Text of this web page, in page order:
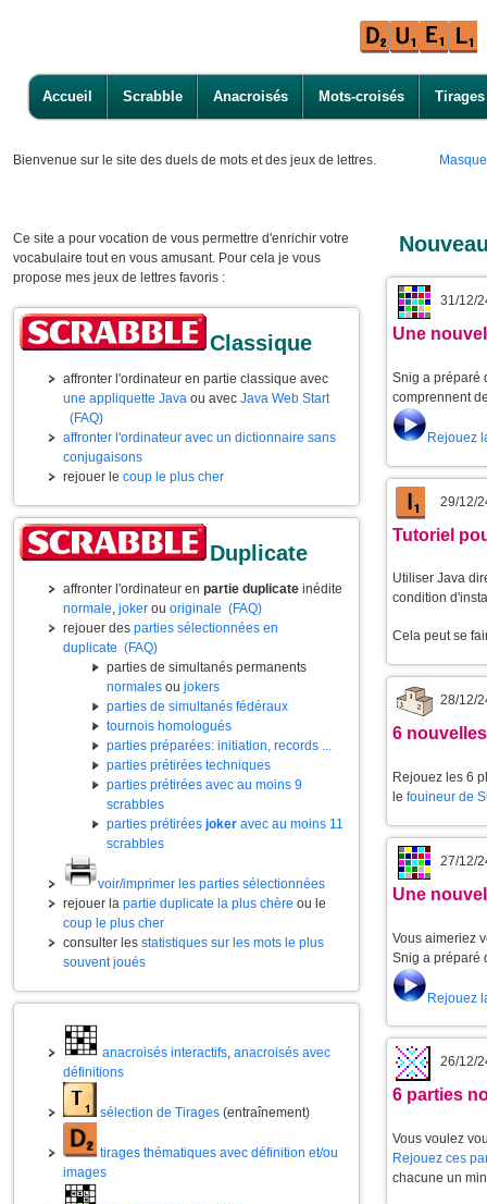
Accueil Scrabble Anacroisés Mots-croisés Tirages
Bienvenue sur le site des duels de mots et des jeux de lettres.
Ce site a pour vocation de vous permettre d'enrichir votre
vocabulaire tout en vous amusant. Pour cela je vous
propose mes jeux de lettres favoris :
Classique
affronter l'ordinateur en partie classique avec
une appliquette Java ou avec Java Web Start
(FAQ)
affronter l'ordinateur avec un dictionnaire sans
conjugaisons
rejouer le coup le plus cher
Duplicate
affronter l'ordinateur en partie duplicate inédite
normale, joker ou originale (FAQ)
rejouer des parties sélectionnées en
duplicate (FAQ)
parties de simultanés permanents
normales ou jokers
parties de simultanés fédéraux
tournois homologués
parties préparées: initiation, records ...
parties prétirées techniques
parties prétirées avec au moins 9
scrabbles
parties prétirées joker avec au moins 11
scrabbles
voir/imprimer les parties sélectionnées
rejouer la partie duplicate la plus chère ou le
coup le plus cher
consulter les statistiques sur les mots le plus
souvent joués
anacroisés interactifs, anacroisés avec
définitions
sélection de Tirages (entraînement)
tirages thématiques avec définition et/ou
images
31/12/
Une
Snig a préparé
comprennent
Rejouez
29/12/
Tutoriel
Utiliser Java
condition
Cela peut se
28/12/
6
Rejouez les 6
le fouineur de
27/12/
Une
Vous aimeriez
Snig a préparé
Rejouez
26/12/
6 parties
Vous voulez
Rejouez ces
chacune un